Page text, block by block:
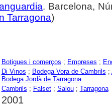
. Barcelona,
Tarragona)
Botigues i comerços ; Empreses ;
Di Vinos ; Bodega Vora de Cambrils ;
Bodega Jordà de Tarragona
Cambrils ; Falset; Salou; Tarragona
2001